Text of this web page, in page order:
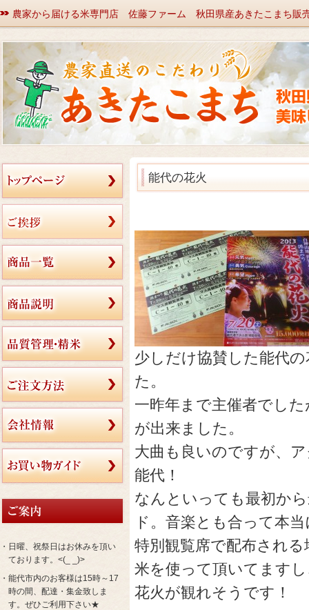
農家から届ける米専門店 佐藤ファーム 秋田県産あきたこまち販
・日曜、祝祭日はお休みを頂い
ております。<(_ _)>
・能代市内のお客様は15時～17
時の間、配達・集金致しま
す。ぜひご利用下さい★
能代の花火
少しだけ協賛した能代
た。
一昨年まで主催者でし
が出来ました。
大曲も良いのですが、
能代！
なんといっても最初か
ド。音楽とも合って本
特別観覧席で配布され
米を使って頂いてます
花火が観れそうです！